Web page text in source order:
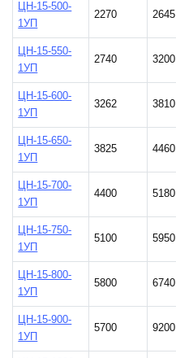
ЦН-15-500-
1УП
2270 2645
ЦН-15-550-
1УП
2740 3200
ЦН-15-600-
1УП
3262 3810
ЦН-15-650-
1УП
3825 4460
ЦН-15-700-
1УП
4400 5180
ЦН-15-750-
1УП
5100 5950
ЦН-15-800-
1УП
5800 6740
ЦН-15-900-
1УП
5700 9200